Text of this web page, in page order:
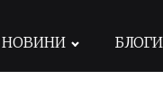
НОВИНИ БЛОГИ